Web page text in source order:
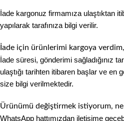
İade kargonuz firmamıza ulaştıktan
yapılarak tarafınıza bilgi verilir.
İade için ürünlerimi kargoya
İade süresi, gönderimi sağladığınız
ulaştığı tarihten itibaren başlar ve
size bilgi verilmektedir.
Ürünümü değiştirmek istiyorum, ne
WhatsApp hattımızdan iletişime